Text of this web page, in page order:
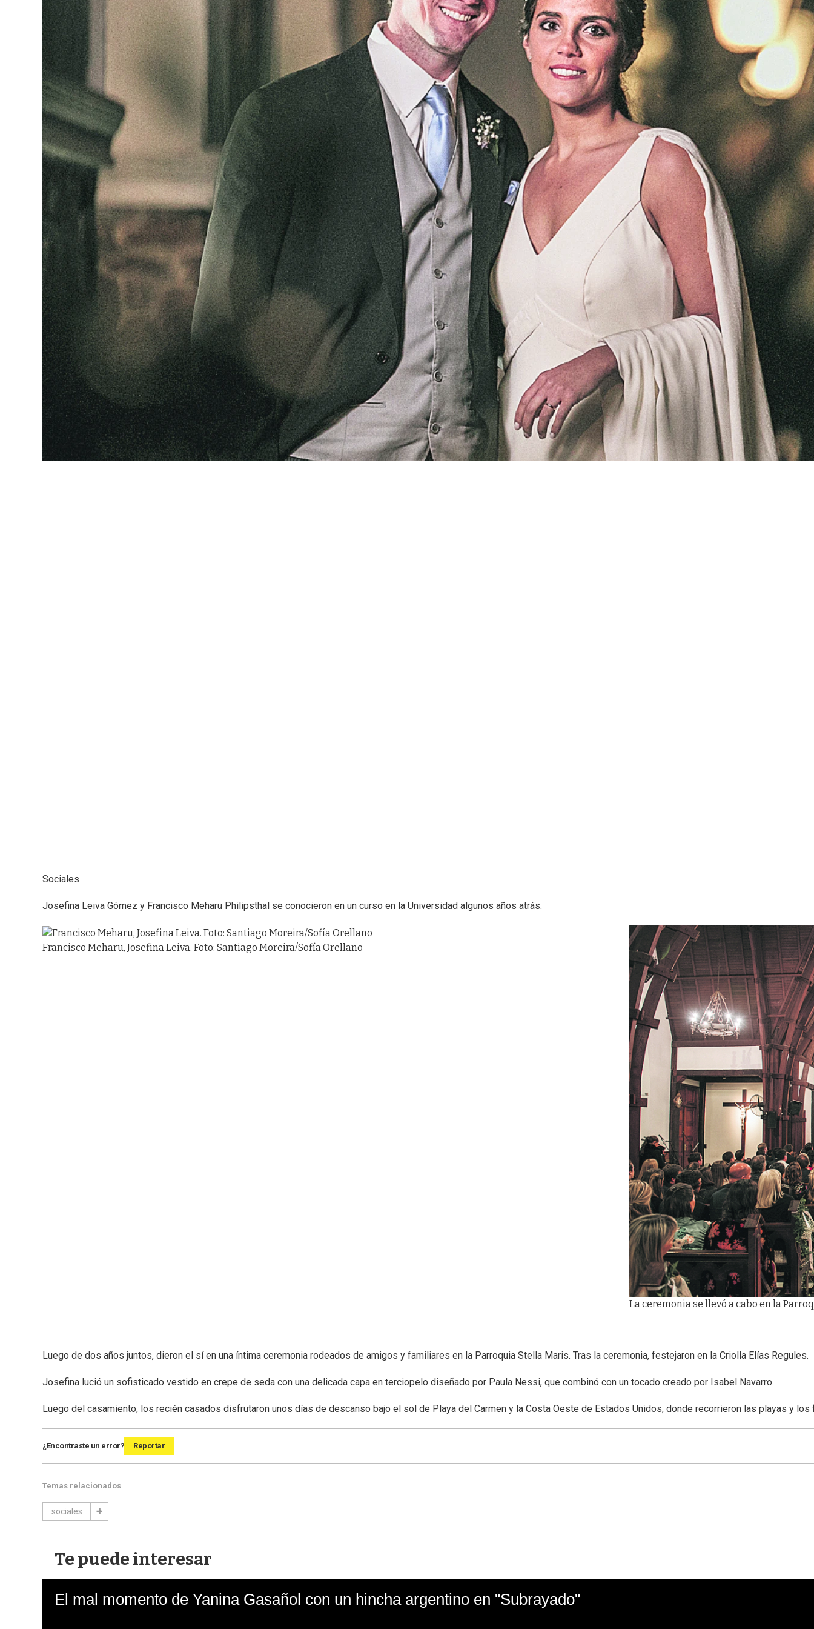
Sociales
Josefina Leiva Gómez y Francisco Meharu Philipsthal se conocieron en un curso en la Universidad algunos años atrás.
Francisco Meharu, Josefina Leiva. Foto: Santiago Moreira/Sofía Orellano
La ceremonia se llevó a cabo en la
Luego de dos años juntos, dieron el sí en una íntima ceremonia rodeados de amigos y familiares en la Parroquia Stella Maris. Tras la ceremonia, festejaron en la Criolla Elías Regules.
Josefina lució un sofisticado vestido en crepe de seda con una delicada capa en terciopelo diseñado por Paula Nessi, que combinó con un tocado creado por Isabel Navarro.
Luego del casamiento, los recién casados disfrutaron unos días de descanso bajo el sol de Playa del Carmen y la Costa Oeste de Estados Unidos, donde recorrieron las playas y
¿Encontraste un error? Reportar
Temas relacionados
sociales
Te puede interesar
El mal momento de Yanina Gasañol con un hincha argentino en "Subrayado"